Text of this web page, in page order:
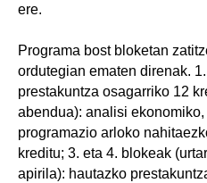
ere.
Programa bost bloketan
ordutegian ematen direnak.
prestakuntza osagarriko 12
abendua): analisi
programazio arloko
kreditu; 3. eta 4. blokeak
apirila): hautazko